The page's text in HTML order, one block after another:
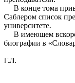
В конце тома
Саблером список
университете.
В имеющем вскоре
биографии в
Г.Л.